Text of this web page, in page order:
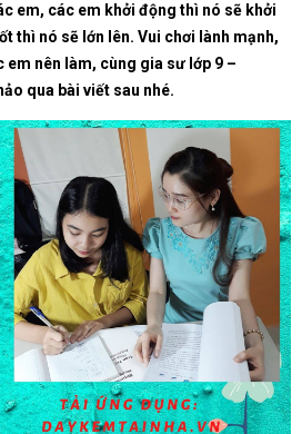
em, các em khởi động thì nó sẽ khởi
thì nó sẽ lớn lên. Vui chơi lành mạnh,
em nên làm, cùng gia sư lớp 9 –
qua bài viết sau nhé.